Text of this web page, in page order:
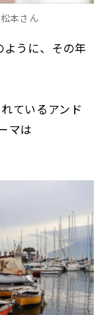
本さん
うに、その年
ているアンド
マは